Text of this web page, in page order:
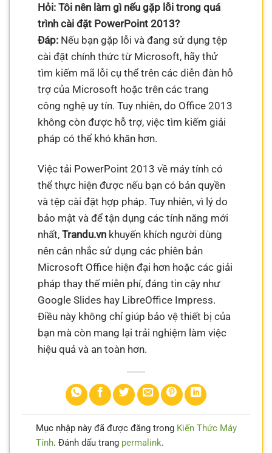
Hỏi: Tôi nên làm gì nếu gặp lỗi trong quá
trình cài đặt PowerPoint 2013?
Đáp: Nếu bạn gặp lỗi và đang sử dụng tệp
cài đặt chính thức từ Microsoft, hãy thử
tìm kiếm mã lỗi cụ thể trên các diễn đàn hỗ
trợ của Microsoft hoặc trên các trang
công nghệ uy tín. Tuy nhiên, do Office 2013
không còn được hỗ trợ, việc tìm kiếm giải
pháp có thể khó khăn hơn.
Việc tải PowerPoint 2013 về máy tính có
thể thực hiện được nếu bạn có bản quyền
và tệp cài đặt hợp pháp. Tuy nhiên, vì lý do
bảo mật và để tận dụng các tính năng mới
nhất,Trandu.vn khuyến khích người dùng
nên cân nhắc sử dụng các phiên bản
Microsoft Office hiện đại hơn hoặc các giải
pháp thay thế miễn phí, đáng tin cậy như
Google Slides hay LibreOffice Impress.
Điều này không chỉ giúp bảo vệ thiết bị của
bạn mà còn mang lại trải nghiệm làm việc
hiệu quả và an toàn hơn.
Mục nhập này đã được đăng trong Kiến Thức Máy
Tính. Đánh dấu trang permalink.